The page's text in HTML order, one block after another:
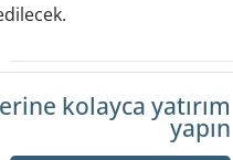
kolayca yatırım
yapın